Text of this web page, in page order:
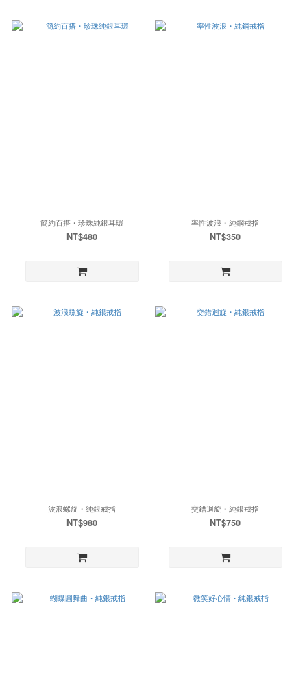
簡約百搭・珍珠純銀耳環
NT$480
率性波浪・純鋼戒指
NT$350
波浪螺旋・純銀戒指
NT$980
交錯迴旋・純銀戒指
NT$750